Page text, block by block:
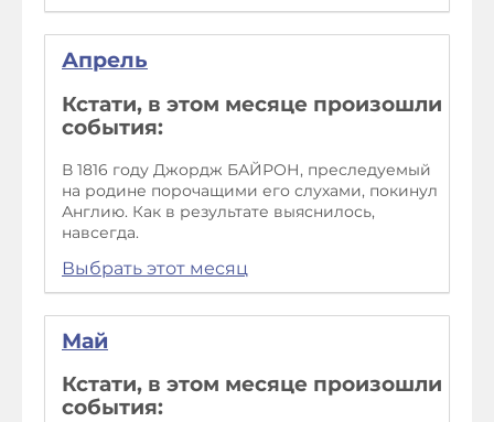
Апрель
Кстати, в этом месяце произошли
события:
В 1816 году Джордж БАЙРОН, преследуемый
на родине порочащими его слухами, покинул
Англию. Как в результате выяснилось,
навсегда.
Выбрать этот месяц
Май
Кстати, в этом месяце произошли
события: